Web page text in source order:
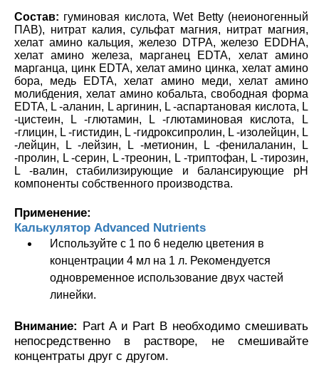
Состав: гуминовая кислота, Wet Betty (неионогенный
ПАВ), нитрат калия, сульфат магния, нитрат магния,
хелат амино кальция, железо DTPA, железо EDDHA,
хелат амино железа, марганец EDTA, хелат амино
марганца, цинк EDTA, хелат амино цинка, хелат амино
бора, медь EDTA, хелат амино меди, хелат амино
молибдения, хелат амино кобальта, свободная форма
EDTA, L -аланин, L аргинин, L -аспартановая кислота, L
-цистеин, L -глютамин, L -глютаминовая кислота, L
-глицин, L -гистидин, L -гидроксипролин, L -изолейцин, L
-лейцин, L -лейзин, L -метионин, L -фенилаланин, L
-пролин, L -серин, L -треонин, L -триптофан, L -тирозин,
L -валин, стабилизирующие и балансирующие pH
компоненты собственного производства.
Применение:
Калькулятор Advanced Nutrients
Используйте с 1 по 6 неделю цветения в
концентрации 4 мл на 1 л. Рекомендуется
одновременное использование двух частей
линейки.
Внимание: Part A и Part B необходимо смешивать
непосредственно в растворе, не смешивайте
концентраты друг с другом.